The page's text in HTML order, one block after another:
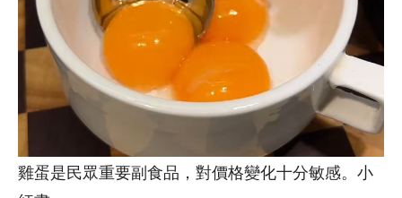
雞蛋是民眾重要副食品，對價格變化十分敏感。小